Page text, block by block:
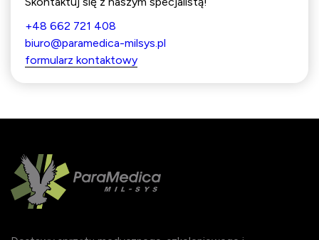
+48 662 721 408
biuro@paramedica-milsys.pl
formularz kontaktowy